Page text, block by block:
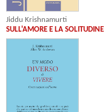
Jiddu Krishnamurti
SULL'AMORE E LA SOLITUDINE